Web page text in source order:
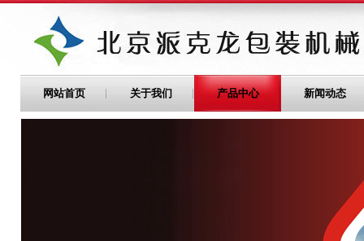
网站首页 关于我们 产品中心 新闻动态